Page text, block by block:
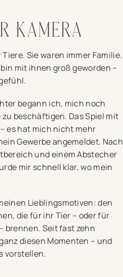
KAMERA
Sie waren immer Familie.
mit ihnen groß geworden –
begann ich, mich noch
beschäftigen. Das Spiel mit
es hat mich nicht mehr
Gewerbe angemeldet. Nach
und einem Abstecher
mir schnell klar, wo mein
Lieblingsmotiven: den
die für ihr Tier – oder für
brennen. Seit fast zehn
diesen Momenten – und
vorstellen.